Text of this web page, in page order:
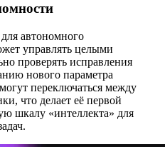
автономного
управлять целыми
проверять исправления
нового параметра
переключаться между
что делает её первой
шкалу «интеллекта» для